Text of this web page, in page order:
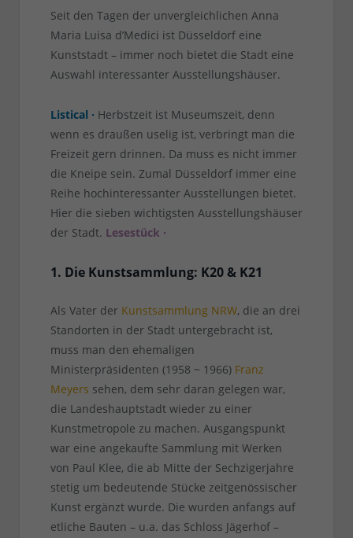
Seit den Tagen der unvergleichlichen Anna
Maria Luisa d’Medici ist Düsseldorf eine
Kunststadt – immer noch bietet die Stadt eine
Auswahl interessanter Ausstellungshäuser.
Listical · Herbstzeit ist Museumszeit, denn
wenn es draußen uselig ist, verbringt man die
Freizeit gern drinnen. Da muss es nicht immer
die Kneipe sein. Zumal Düsseldorf immer eine
Reihe hochinteressanter Ausstellungen bietet.
Hier die sieben wichtigsten Ausstellungshäuser
der Stadt. Lesestück ·
1. Die Kunstsammlung: K20 & K21
Als Vater der Kunstsammlung NRW, die an drei
Standorten in der Stadt untergebracht ist,
muss man den ehemaligen
Ministerpräsidenten (1958 ~ 1966) Franz
Meyers sehen, dem sehr daran gelegen war,
die Landeshauptstadt wieder zu einer
Kunstmetropole zu machen. Ausgangspunkt
war eine angekaufte Sammlung mit Werken
von Paul Klee, die ab Mitte der Sechzigerjahre
stetig um bedeutende Stücke zeitgenössischer
Kunst ergänzt wurde. Die wurden anfangs auf
etliche Bauten – u.a. das Schloss Jägerhof –